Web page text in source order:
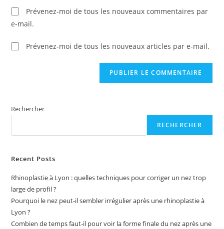
Prévenez-moi de tous les nouveaux commentaires par
e-mail.
Prévenez-moi de tous les nouveaux articles par e-mail.
Rechercher
RECHERCHER
Recent Posts
Rhinoplastie à Lyon : quelles techniques pour corriger un nez trop
large de profil ?
Pourquoi le nez peut-il sembler irrégulier après une rhinoplastie à
Lyon ?
Combien de temps faut-il pour voir la forme finale du nez après une